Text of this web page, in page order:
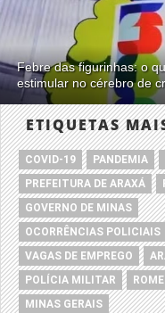
Febre das figurinhas: o
estimular no cérebro de
ETIQUETAS
COVID-19 PANDEMIA
PREFEITURA DE ARAXÁ
GOVERNO DE MINAS
OCORRÊNCIAS POLICIAIS
VAGAS DE EMPREGO
POLÍCIA MILITAR
MINAS GERAIS